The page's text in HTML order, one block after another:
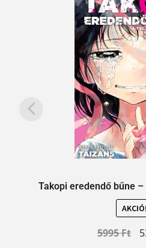
Takopi eredendő bűne
AKCIÓ!
5995Ft